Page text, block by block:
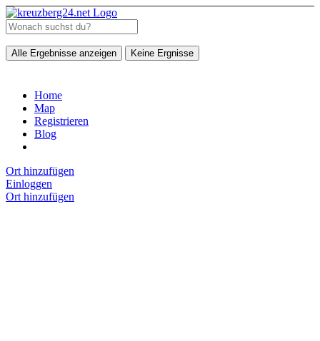
Alle Ergebnisse anzeigen Keine Ergnisse
Home
Map
Registrieren
Blog
Ort hinzufügen
Einloggen
Ort hinzufügen